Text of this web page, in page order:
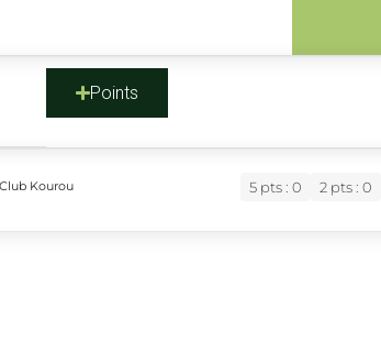
Points
5 pts : 0 2 pts : 0
Kourou